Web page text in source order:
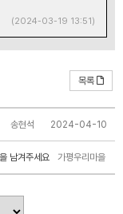
(2024-03-19 13:51)
목록
2024-04-10
송현석
가평우리마을
남겨주세요